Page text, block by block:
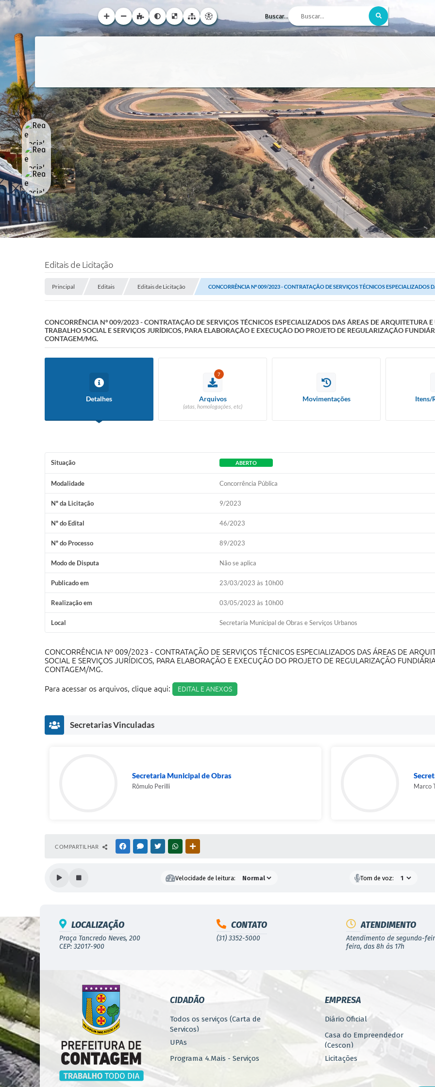
Buscar...
Editais de Licitação
Principal Editais Editais de Licitação CONCORRÊNCIA Nº 009/2023 - CONTRATAÇÃO DE SERVIÇOS TÉCNICOS ESPECIALIZADOS
CONCORRÊNCIA Nº 009/2023 - CONTRATAÇÃO DE SERVIÇOS TÉCNICOS ESPECIALIZADOS DAS ÁREAS DE ARQUITETURA
TRABALHO SOCIAL E SERVIÇOS JURÍDICOS, PARA ELABORAÇÃO E EXECUÇÃO DO PROJETO DE REGULARIZAÇÃO
CONTAGEM/MG.
Detalhes
7
Arquivos
(atas, homologações, etc)
Movimentações Itens/
Situação ABERTO
Modalidade Concorrência Pública
Nº da Licitação 9/2023
Nº do Edital 46/2023
Nº do Processo 89/2023
Modo de Disputa Não se aplica
Publicado em 23/03/2023 às 10h00
Realização em 03/05/2023 às 10h00
Local Secretaria Municipal de Obras e Serviços Urbanos
CONCORRÊNCIA Nº 009/2023 - CONTRATAÇÃO DE SERVIÇOS TÉCNICOS ESPECIALIZADOS DAS ÁREAS DE
SOCIAL E SERVIÇOS JURÍDICOS, PARA ELABORAÇÃO E EXECUÇÃO DO PROJETO DE REGULARIZAÇÃO
CONTAGEM/MG.
Para acessar os arquivos, clique aqui: EDITAL E ANEXOS
Secretarias Vinculadas
Secretaria Municipal de Obras
Rômulo Perilli Marco
COMPARTILHAR FACEBOOKMESSENGER
TWITTERWHATSAPP
Velocidade de leitura: Tom de voz:
LOCALIZAÇÃO
Praça Tancredo Neves, 200
CEP: 32017-900
CONTATO
(31) 3352-5000
ATENDIMENTO
Atendimento de segunda-
feira, das 8h às 17h
CIDADÃO
Todos os serviços (Carta de
Serviços)
UPAs
Programa 4.Mais - Serviços
Concursos
EMPRESA
Diário Oficial
Casa do Empreendedor
(Cescon)
Licitações